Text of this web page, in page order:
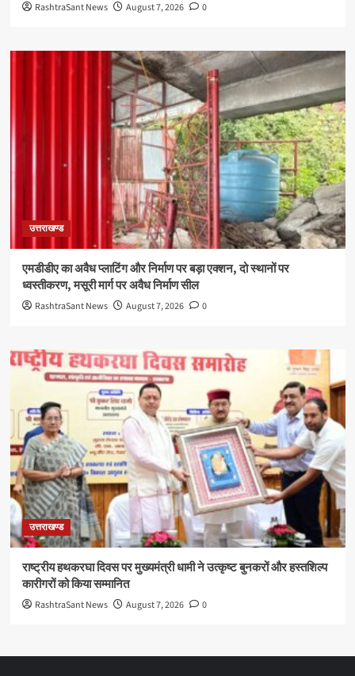
RashtraSant News August 7, 2026 0
उत्तराखण्ड
एमडीडीए का अवैध प्लाटिंग और निर्माण पर बड़ा एक्शन, दो स्थानों पर
ध्वस्तीकरण, मसूरी मार्ग पर अवैध निर्माण सील
RashtraSant News August 7, 2026 0
उत्तराखण्ड
राष्ट्रीय हथकरघा दिवस पर मुख्यमंत्री धामी ने उत्कृष्ट बुनकरों और हस्तशिल्प
कारीगरों को किया सम्मानित
RashtraSant News August 7, 2026 0